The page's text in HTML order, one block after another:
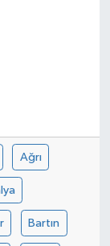
Ağrı
Bartın